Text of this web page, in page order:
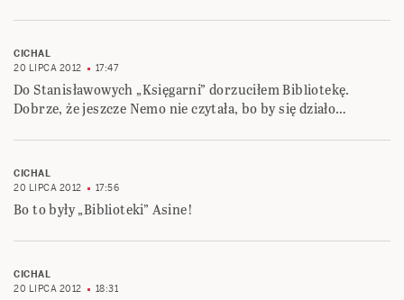
CICHAL
20 LIPCA 2012
17:47
Do Stanisławowych „Księgarni” dorzuciłem Bibliotekę.
Dobrze, że jeszcze Nemo nie czytała, bo by się działo…
CICHAL
20 LIPCA 2012
17:56
Bo to były „Biblioteki” Asine!
CICHAL
20 LIPCA 2012
18:31